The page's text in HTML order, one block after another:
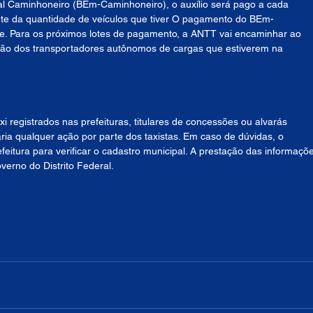
Caminhoneiro (BEm-Caminhoneiro), o auxílio será pago a cada
da quantidade de veículos que tiver O pagamento do BEm-
Para os próximos lotes de pagamento, a ANTT vai encaminhar ao
dos transportadores autônomos de cargas que estiverem na
registrados nas prefeituras, titulares de concessões ou alvarás
qualquer ação por parte dos taxistas. Em caso de dúvidas, o
para verificar o cadastro municipal. A prestação das
do Distrito Federal.